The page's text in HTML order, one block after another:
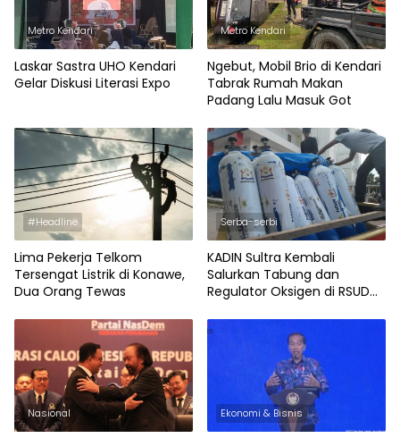
Metro Kendari
Laskar Sastra UHO Kendari
Gelar Diskusi Literasi Expo
Metro Kendari
Ngebut, Mobil Brio di Kendari
Tabrak Rumah Makan
Padang Lalu Masuk Got
#Headline
Lima Pekerja Telkom
Tersengat Listrik di Konawe,
Dua Orang Tewas
Serba-serbi
KADIN Sultra Kembali
Salurkan Tabung dan
Regulator Oksigen di RSUD
Nasional Ekonomi & Bisnis